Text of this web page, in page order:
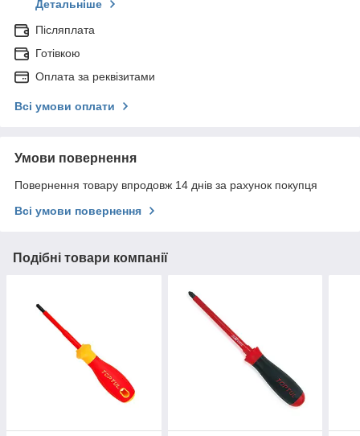
Детальніше
Післяплата
Готівкою
Оплата за реквізитами
Всі умови оплати
Умови повернення
Повернення товару впродовж 14 днів за рахунок покупця
Всі умови повернення
Подібні товари компанії